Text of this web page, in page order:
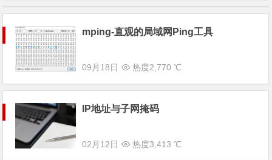
mping-直观的局域网Ping工具
09月18日 热度2,770 ℃
IP地址与子网掩码
02月12日 热度3,413 ℃